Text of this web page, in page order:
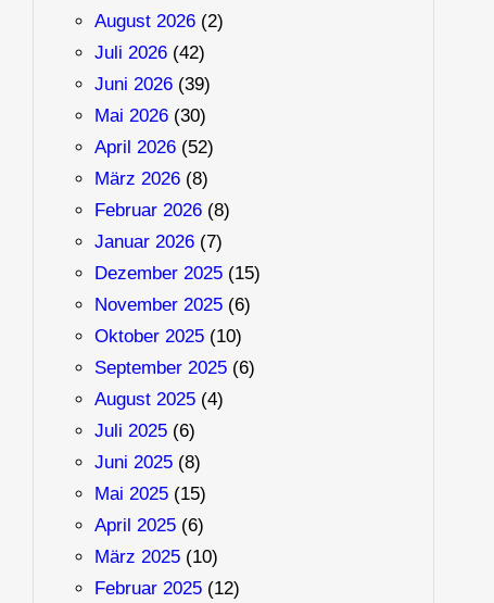
August 2026(2)
Juli 2026(42)
Juni 2026(39)
Mai 2026(30)
April 2026(52)
März 2026(8)
Februar 2026(8)
Januar 2026(7)
Dezember 2025(15)
November 2025(6)
Oktober 2025(10)
September 2025(6)
August 2025(4)
Juli 2025(6)
Juni 2025(8)
Mai 2025(15)
April 2025(6)
März 2025(10)
Februar 2025(12)